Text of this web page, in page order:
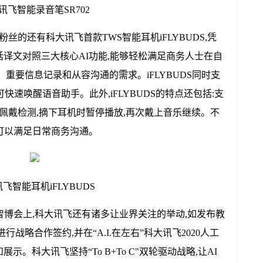
飞智能录音笔SR702
丝的还有科大讯飞首款TWS智能耳机iFLYBUDS,凭
文对照三大核心AI功能,能够轻松满足商务人士在自
重要信息记录和从容沟通的需求。iFLYBUDS同时支
快速唤醒语音助手。此外,iFLYBUDS的特点还包括:支
戴检测,摘下耳机时暂停播放,再次戴上音乐继续。不
满足日常商务沟通。
飞智能耳机iFLYBUDS
博会上,科大讯飞还有诸多让业界关注的举动,如发布教
战略合作签约,并在“A.I.在左右”科大讯飞2020人工
示。科大讯飞坚持“To B+To C"双轮驱动战略,让AI